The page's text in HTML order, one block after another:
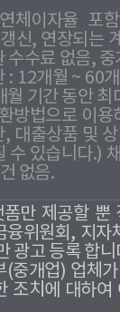
체이자율 포
신, 연장되는
수수료 없음,
: 12개월 ~ 60
기간 동안 최
방법으로 이용
대출상품 및 상
수 있습니다.)
없음.
만 제공할 뿐
융위원회, 지자
광고 등록 합니
(중개업) 업체
조치에 대하여